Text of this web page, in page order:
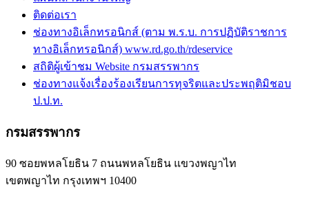
ติดต่อเรา
ช่องทางอิเล็กทรอนิกส์ (ตาม พ.ร.บ. การปฏิบัติราชการ
ทางอิเล็กทรอนิกส์) www.rd.go.th/rdeservice
สถิติผู้เข้าชม Website กรมสรรพากร
ช่องทางแจ้งเรื่องร้องเรียนการทุจริตและประพฤติมิชอบ
ป.ป.ท.
กรมสรรพากร
90 ซอยพหลโยธิน 7 ถนนพหลโยธิน แขวงพญาไท
เขตพญาไท กรุงเทพฯ 10400